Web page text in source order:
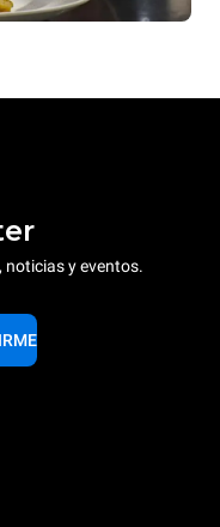
noticias y eventos.